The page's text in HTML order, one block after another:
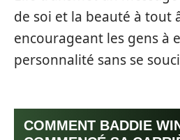
de soi et la beauté à tout
encourageant les gens à
personnalité sans se
COMMENT BADDIE